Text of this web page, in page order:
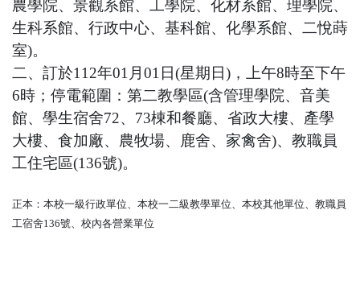
農學院、景觀系館、 工學院、化材系館、理學院、
生科系館、行政中心、基科館、化學系館、二悅蒔
室)。
二、訂於112年01月01日(星期日)，上午8時至下午
6時；停電範圍：第二教學區(含管理學院、音美
館、學生宿舍72、 73棟和餐廳、省政大樓、產學
大樓、食加廠、農牧場、鹿舍、家禽舍)、教職員
工住宅區(136號)。
正本：本校一級行政單位、本校一二級教學單位、本校其他單位、教職員
工宿舍136號、校內各營業單位